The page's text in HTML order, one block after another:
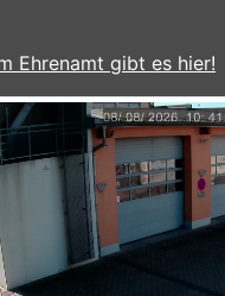
Ehrenamt gibt es hier!